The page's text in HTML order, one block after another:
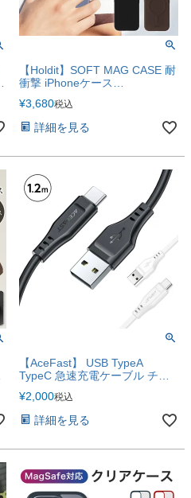
【Holdit】SOFT MAG CASE 耐
衝撃 iPhoneケース
応】
¥3,680税込
詳細を見る
【AceFast】 USB TypeA
TypeC 急速充電ケーブル チャ
¥2,000税込
詳細を見る